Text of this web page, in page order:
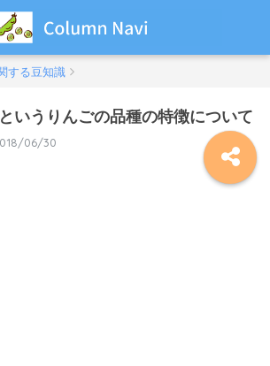
する豆知識
いうりんごの品種の特徴について
06/30